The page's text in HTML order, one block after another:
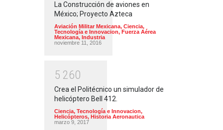
La Construcción de aviones en
México; Proyecto Azteca
Aviación Militar Mexicana, Ciencia,
Tecnología e Innovacion, Fuerza Aérea
Mexicana, Industria
noviembre 11, 2016
5 260
Crea el Politécnico un simulador de
helicóptero Bell 412.
Ciencia, Tecnología e Innovacion,
Helicópteros, Historia Aeronautica
marzo 9, 2017